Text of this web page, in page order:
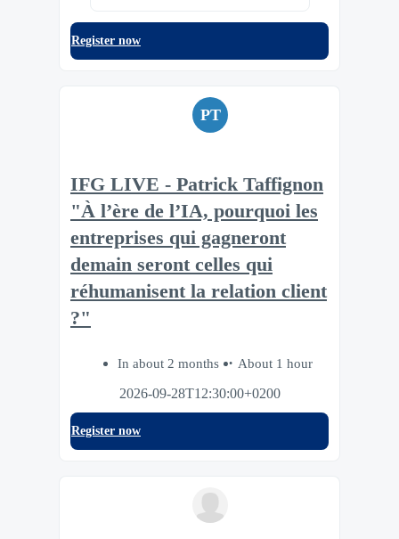
Register now
PT
IFG LIVE - Patrick Taffignon
"À l’ère de l’IA, pourquoi les
entreprises qui gagneront
demain seront celles qui
réhumanisent la relation client
?"
In about 2 months
About 1 hour
2026-09-28T12:30:00+0200
Register now